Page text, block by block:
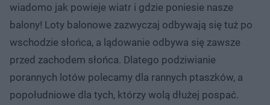
wiadomo jak powieje wiatr i gdzie poniesie nasze
balony! Loty balonowe zazwyczaj odbywają się tuż po
wschodzie słońca, a lądowanie odbywa się zawsze
przed zachodem słońca. Dlatego podziwianie
porannych lotów polecamy dla rannych ptaszków, a
popołudniowe dla tych, którzy wolą dłużej pospać.